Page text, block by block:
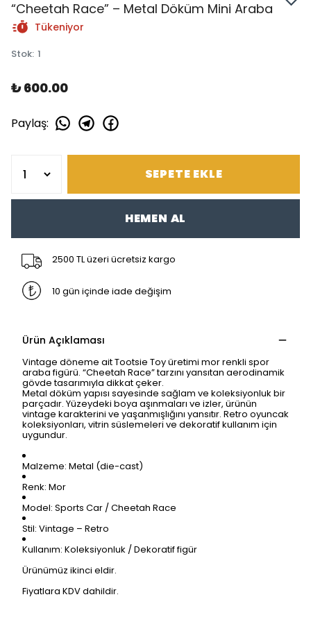
“Cheetah Race” – Metal Döküm Mini Araba
Tükeniyor
Stok: 1
₺ 600.00
Paylaş:
SEPETE EKLE
HEMEN AL
2500 TL üzeri ücretsiz kargo
10 gün içinde iade değişim
Ürün Açıklaması
Vintage döneme ait Tootsie Toy üretimi mor renkli spor
araba figürü. “Cheetah Race” tarzını yansıtan aerodinamik
gövde tasarımıyla dikkat çeker.
Metal döküm yapısı sayesinde sağlam ve koleksiyonluk bir
parçadır. Yüzeydeki boya aşınmaları ve izler, ürünün
vintage karakterini ve yaşanmışlığını yansıtır. Retro oyuncak
koleksiyonları, vitrin süslemeleri ve dekoratif kullanım için
uygundur.
Malzeme: Metal (die-cast)
Renk: Mor
Model: Sports Car / Cheetah Race
Stil: Vintage – Retro
Kullanım: Koleksiyonluk / Dekoratif figür
Ürünümüz ikinci eldir.
Fiyatlara KDV dahildir.